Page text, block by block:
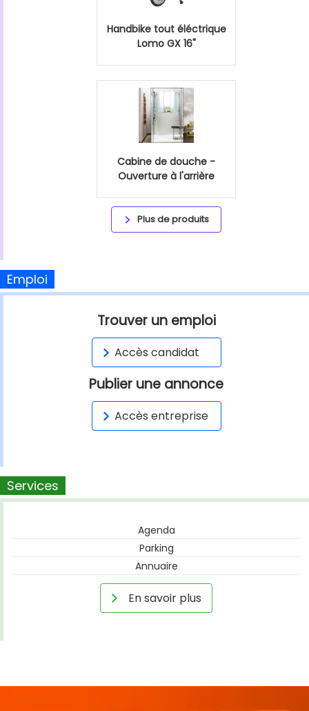
Handbike tout éléctrique
Lomo GX 16"
Cabine de douche -
Ouverture à l'arrière
Plus de produits
Emploi
Trouver un emploi
Accès candidat
Publier une annonce
Accès entreprise
Services
Agenda
Parking
Annuaire
En savoir plus